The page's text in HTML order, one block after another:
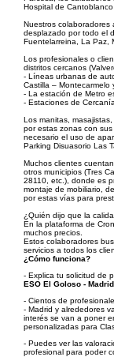
Hospital de
Nuestros colaboradores
desplazado por todo el
Fuentelarreina, La Paz,
Los profesionales o
distritos cercanos
- Líneas urbanas de
Castilla – Montecarmelo
- La estación de Metro
- Estaciones de
Los manitas,
por estas zonas con
necesario el uso de
Parking Disuasorio Las
Muchos clientes
otros municipios (Tres
28110, etc.), donde es
montaje de mobiliario,
por estas vías para
¿Quién dijo que la
En la plataforma de
muchos precios.
Estos colaboradores
servicios a todos los
¿Cómo funciona?
- Explica tu solicitud de
ESO El Goloso - Madrid
- Cientos de
- Madrid y alrededores
interés se van a poner
personalizadas para
- Puedes ver las
profesional para poder